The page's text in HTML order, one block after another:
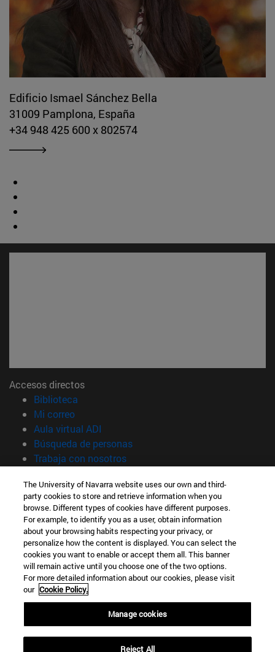
Edificio Ismael Sánchez Bella
31009 Pamplona, España
+34 948 425 600 x 802574
Accesos directos
Biblioteca
Mi correo(abre en nueva ventana)
Aula virtual ADI
Búsqueda de personas(abre en nueva ventana)
Trabaja con nosotros(abre en nueva ventana)
Información
TFNO +34 948 42 56 00
¿QUÉ GRADO TE INTERESA?
¿QUÉ MÁSTER TE INTERESA?
© Universidad de Navarra
Información legal
Accesibilidad
Configuración de cookies
The University of Navarra website uses our own and third-
party cookies to store and retrieve information when you
browse. Different types of cookies have different purposes.
For example, to identify you as a user, obtain information
about your browsing habits respecting your privacy, or
personalize how the content is displayed. You can select the
cookies you want to enable or accept them all. This banner
will remain active until you choose one of the two options.
For more detailed information about our cookies, please visit
our Cookie Policy.
Manage cookies
Reject All